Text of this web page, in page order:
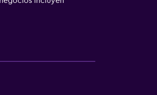
el alojamiento hay 3
y gimnasio. No se